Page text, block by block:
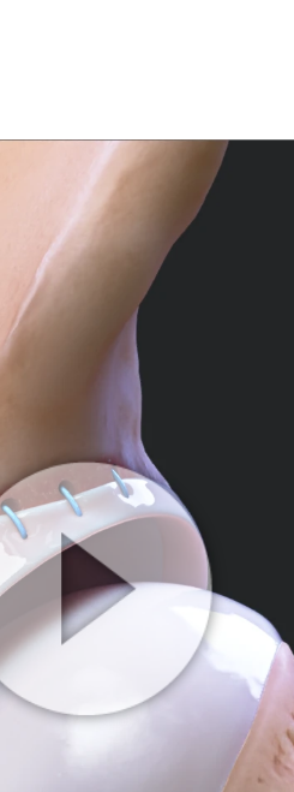
Play
Video